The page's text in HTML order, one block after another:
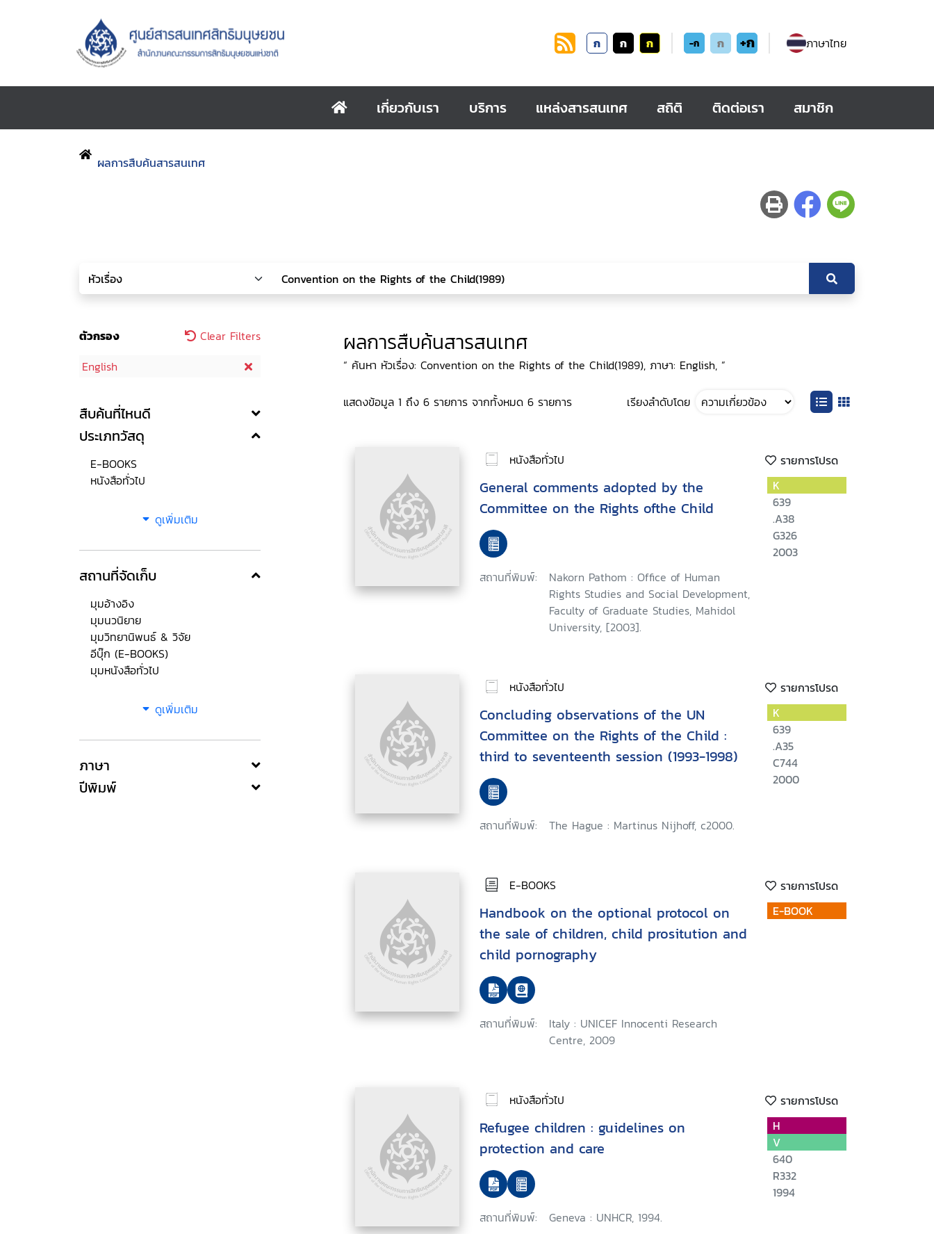
ก ก ก -ก ก +ก ภาษาไทย
เกี่ยวกับเรา บริการ แหล่งสารสนเทศ สถิติ ติดต่อเรา สมาชิก
ผลการสืบค้นสารสนเทศ
ตัวกรอง
Clear Filters
English
สืบค้นที่ไหนดี
ประเภทวัสดุ
E-BOOKS
หนังสือทั่วไป
ดูเพิ่มเติม
สถานที่จัดเก็บ
มุมอ้างอิง
มุมนวนิยาย
มุมวิทยานิพนธ์ & วิจัย
อีบุ๊ก (E-BOOKS)
มุมหนังสือทั่วไป
ดูเพิ่มเติม
ภาษา
ปีพิมพ์
ผลการสืบค้นสารสนเทศ
“ ค้นหา หัวเรื่อง: Convention on the Rights of the Child(1989), ภาษา: English, ”
แสดงข้อมูล 1 ถึง 6 รายการ จากทั้งหมด 6 รายการ เรียงลำดับโดย
หนังสือทั่วไป รายการโปรด
General comments adopted by the
Committee on the Rights ofthe Child
สถานที่พิมพ์:
Nakorn Pathom : Office of Human
Rights Studies and Social Development,
Faculty of Graduate Studies, Mahidol
University, [2003].
K
639
.A38
G326
2003
หนังสือทั่วไป รายการโปรด
Concluding observations of the UN
Committee on the Rights of the Child :
third to seventeenth session (1993-1998)
สถานที่พิมพ์: The Hague : Martinus Nijhoff, c2000.
K
639
.A35
C744
2000
E-BOOKS รายการโปรด
Handbook on the optional protocol on
the sale of children, child prositution and
child pornography
สถานที่พิมพ์:
Italy : UNICEF Innocenti Research
Centre, 2009
E-BOOK
หนังสือทั่วไป รายการโปรด
Refugee children : guidelines on
protection and care
สถานที่พิมพ์: Geneva : UNHCR, 1994.
H
V
640
R332
1994